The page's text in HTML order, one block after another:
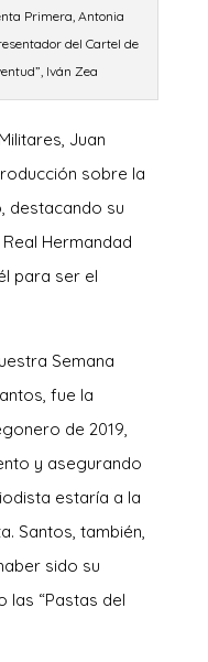
Primera, Antonia
del Cartel de
Iván Zea
Juan
sobre la
destacando su
Hermandad
para ser el
Semana
fue la
de 2019,
y asegurando
estaría a la
Santos, también,
sido su
las “Pastas del